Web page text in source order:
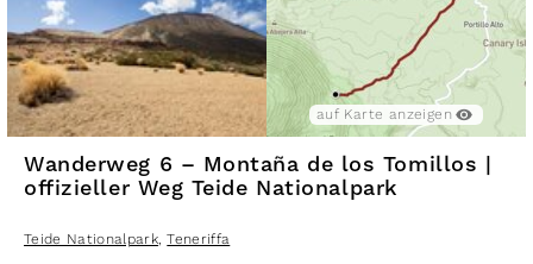
auf Karte anzeigen
Wanderweg 6 – Montaña de los Tomillos |
offizieller Weg Teide Nationalpark
Teide Nationalpark, Teneriffa